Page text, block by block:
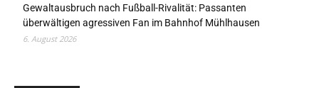
Gewaltausbruch nach Fußball-Rivalität: Passanten
überwältigen agressiven Fan im Bahnhof Mühlhausen
6. August 2026